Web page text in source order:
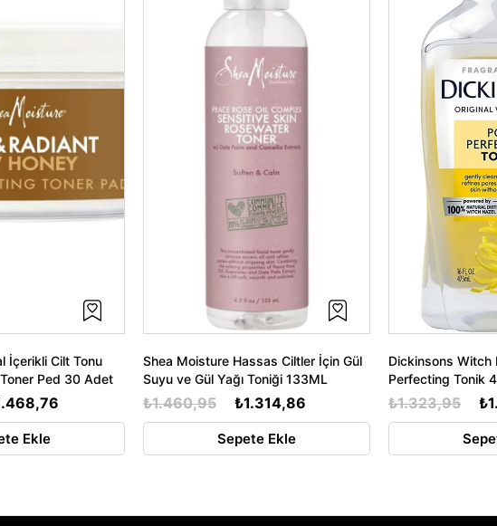
İçerikli Cilt Tonu
Ped 30 Adet
Ekle
Shea Moisture Hassas Ciltler İçin Gül
Suyu ve Gül Yağı Toniği 133ML
₺1.314,86
₺1.460,95
Sepete Ekle
Dickinsons Witch
Perfecting Tonik
₺1.323,95